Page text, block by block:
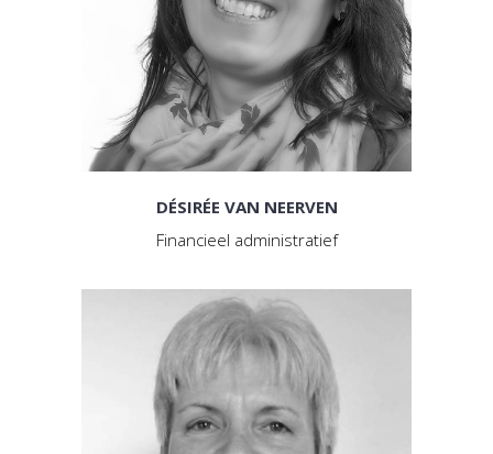
DÉSIRÉE VAN NEERVEN
Financieel administratief